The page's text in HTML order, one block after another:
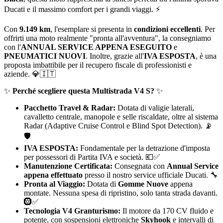
Ducati e il massimo comfort per i grandi viaggi. ⚡
Con 9.149 km, l'esemplare si presenta in condizioni eccellenti. Per
offrirti una moto realmente "pronta all'avventura", la consegniamo
con l'ANNUAL SERVICE APPENA ESEGUITO e
PNEUMATICI NUOVI. Inoltre, grazie all'IVA ESPOSTA, è una
proposta imbattibile per il recupero fiscale di professionisti e
aziende. 💎🇮🇹
✨ Perché scegliere questa Multistrada V4 S? ✨
Pacchetto Travel & Radar: Dotata di valigie laterali,
cavalletto centrale, manopole e selle riscaldate, oltre al sistema
Radar (Adaptive Cruise Control e Blind Spot Detection). 📡
🛡️
IVA ESPOSTA: Fondamentale per la detrazione d'imposta
per possessori di Partita IVA e società. 💶✅
Manutenzione Certificata: Consegnata con Annual Service
appena effettuato presso il nostro service ufficiale Ducati. 🔧
Pronta al Viaggio: Dotata di Gomme Nuove appena
montate. Nessuna spesa di ripristino, solo tanta strada davanti.
🛞✅
Tecnologia V4 Granturismo: Il motore da 170 CV fluido e
potente, con sospensioni elettroniche Skyhook e intervalli di